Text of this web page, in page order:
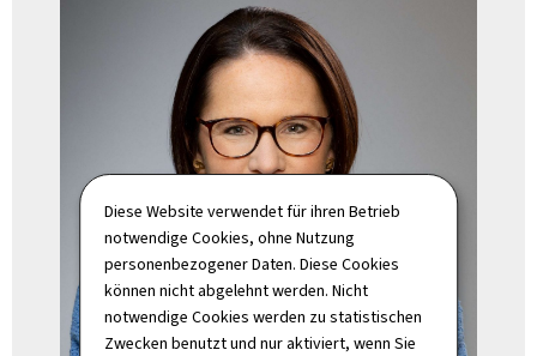
Diese Website verwendet für ihren Betrieb
notwendige Cookies, ohne Nutzung
personenbezogener Daten. Diese Cookies
können nicht abgelehnt werden. Nicht
notwendige Cookies werden zu statistischen
Zwecken benutzt und nur aktiviert, wenn Sie